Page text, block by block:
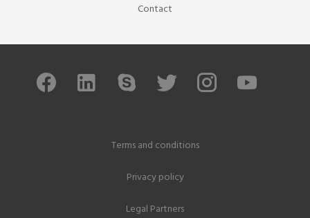
Contact
Terms and conditions
Privacy policy
Legal Partners